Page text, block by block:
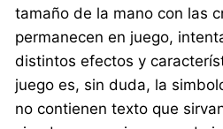
tamaño de la mano con las
permanecen en juego,
distintos efectos y
juego es, sin duda, la
no contienen texto que